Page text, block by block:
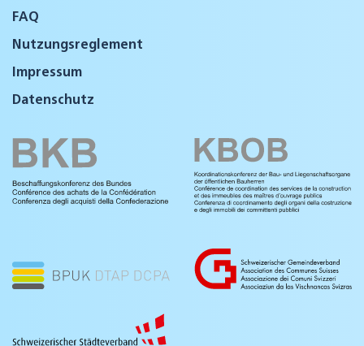
FAQ
Nutzungsreglement
Impressum
Datenschutz